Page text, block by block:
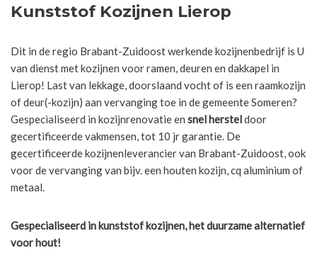
Kunststof Kozijnen Lierop
Dit in de regio Brabant-Zuidoost werkende kozijnenbedrijf is U
van dienst met kozijnen voor ramen, deuren en dakkapel in
Lierop! Last van lekkage, doorslaand vocht of is een raamkozijn
of deur(-kozijn) aan vervanging toe in de gemeente Someren?
Gespecialiseerd in kozijnrenovatie en snel hersteldoor
gecertificeerde vakmensen, tot 10 jr garantie. De
gecertificeerde kozijnenleverancier van Brabant-Zuidoost, ook
voor de vervanging van bijv. een houten kozijn, cq aluminium of
metaal.
Gespecialiseerd in kunststof kozijnen, het duurzame alternatief
voor hout!